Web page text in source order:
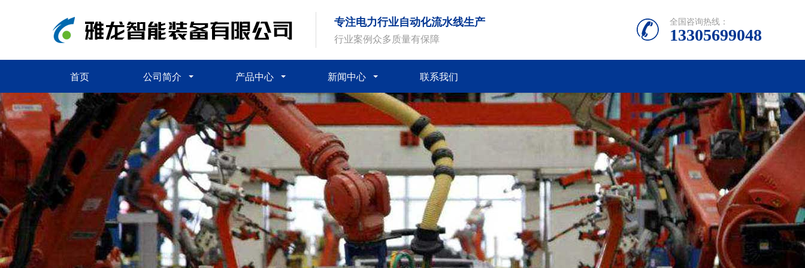
专注电力行业自动化流水线生产
行业案例众多质量有保障
全国咨询热线：
13305699048
首页 公司简介 产品中心 新闻中心 联系我们